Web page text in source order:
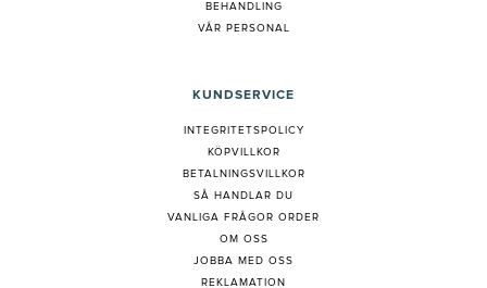
BEHANDLING
VÅR PERSONAL
KUNDSERVICE
INTEGRITETSPOLICY
KÖPVILLKOR
BETALNINGSVILLKOR
SÅ HANDLAR DU
VANLIGA FRÅGOR ORDER
OM OSS
JOBBA MED OSS
REKLAMATION